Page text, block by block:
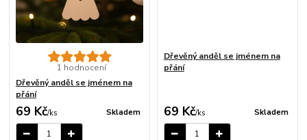
1 hodnocení
Dřevěný anděl se jménem na
přání
69 Kč/ks Skladem
Dřevěný anděl se jménem na
přání
69 Kč/ks Skladem